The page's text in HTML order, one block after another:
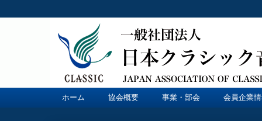
ホーム 協会概要 事業・部会 会員企業